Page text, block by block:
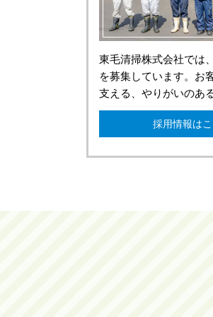
東毛清掃株式会社では
を募集しています。お
支える、やりがいのあ
採用情報は